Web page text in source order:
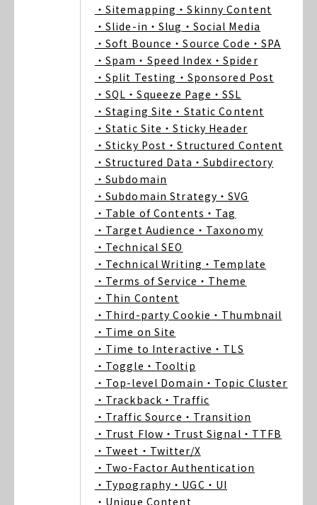
・Sitemapping ・Skinny Content
・Slide-in ・Slug ・Social Media
・Soft Bounce ・Source Code ・SPA
・Spam ・Speed Index ・Spider
・Split Testing ・Sponsored Post
・SQL ・Squeeze Page ・SSL
・Staging Site ・Static Content
・Static Site ・Sticky Header
・Sticky Post ・Structured Content
・Structured Data ・Subdirectory
・Subdomain
・Subdomain Strategy ・SVG
・Table of Contents ・Tag
・Target Audience ・Taxonomy
・Technical SEO
・Technical Writing ・Template
・Terms of Service ・Theme
・Thin Content
・Third-party Cookie ・Thumbnail
・Time on Site
・Time to Interactive ・TLS
・Toggle ・Tooltip
・Top-level Domain ・Topic Cluster
・Trackback ・Traffic
・Traffic Source ・Transition
・Trust Flow ・Trust Signal ・TTFB
・Tweet ・Twitter/X
・Two-Factor Authentication
・Typography ・UGC ・UI
・Unique Content